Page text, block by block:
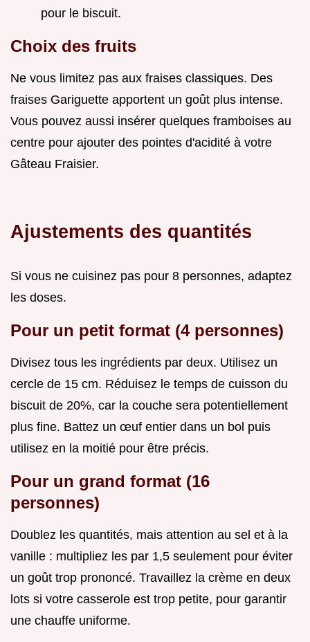
pour le biscuit.
Choix des fruits
Ne vous limitez pas aux fraises classiques. Des
fraises Gariguette apportent un goût plus intense.
Vous pouvez aussi insérer quelques framboises au
centre pour ajouter des pointes d'acidité à votre
Gâteau Fraisier.
Ajustements des quantités
Si vous ne cuisinez pas pour 8 personnes, adaptez
les doses.
Pour un petit format (4 personnes)
Divisez tous les ingrédients par deux. Utilisez un
cercle de 15 cm. Réduisez le temps de cuisson du
biscuit de 20%, car la couche sera potentiellement
plus fine. Battez un œuf entier dans un bol puis
utilisez en la moitié pour être précis.
Pour un grand format (16
personnes)
Doublez les quantités, mais attention au sel et à la
vanille : multipliez les par 1,5 seulement pour éviter
un goût trop prononcé. Travaillez la crème en deux
lots si votre casserole est trop petite, pour garantir
une chauffe uniforme.